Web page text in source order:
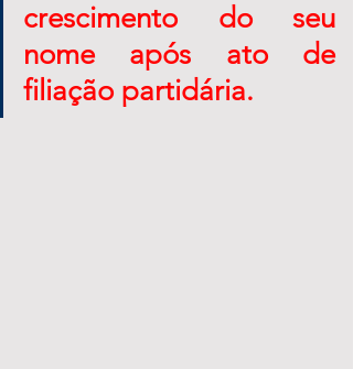
crescimento do seu
nome após ato de
filiação partidária.